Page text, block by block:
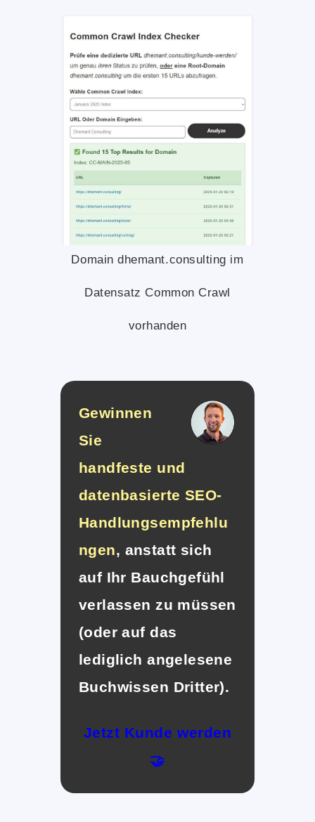
Domain dhemant.consulting im
Datensatz Common Crawl
vorhanden
Gewinnen
Sie
handfeste und
datenbasierte SEO-
Handlungsempfehlu
ngen, anstatt sich
auf Ihr Bauchgefühl
verlassen zu müssen
(oder auf das
lediglich angelesene
Buchwissen Dritter).
Jetzt Kunde werden
🤝